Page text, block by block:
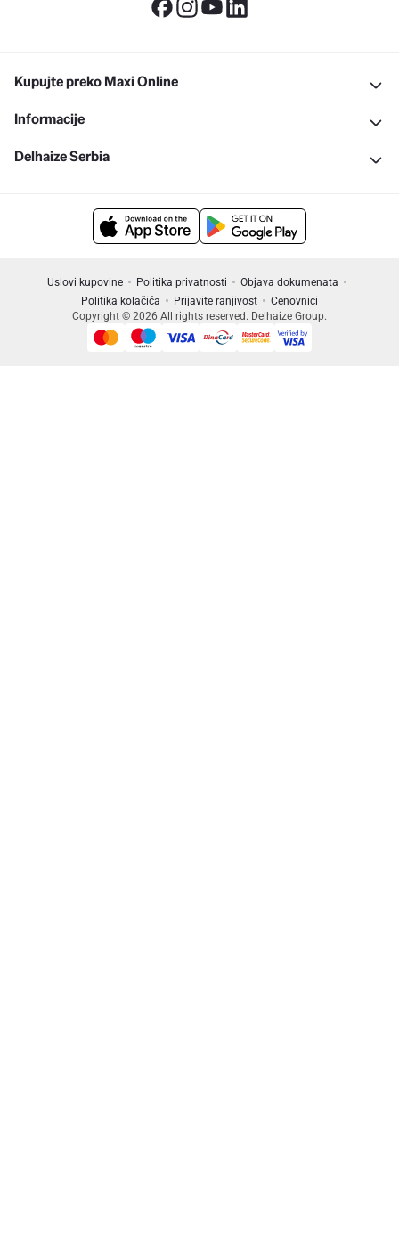
Kupujte preko Maxi Online
Informacije
Delhaize Serbia
Uslovi kupovine Politika privatnosti
Objava dokumenata
Politika kolačića
Prijavite ranjivost
Cenovnici
Copyright © 2026 All rights reserved. Delhaize Group.